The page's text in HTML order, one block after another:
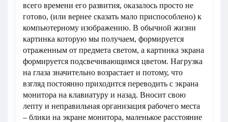
всего времени его развития, оказалось просто не
готово, (или вернее сказать мало приспособлено) к
компьютерному изображению. В обычной жизни
картинка которую мы получаем, формируется
отраженным от предмета светом, а картинка экрана
формируется подсвечивающимся цветом. Нагрузка
на глаза значительно возрастает и потому, что
взгляд постоянно приходится переводить с экрана
монитора на клавиатуру и назад. Вносит свою
лепту и неправильная организация рабочего места
– блики на экране монитора, маленькое расстояние